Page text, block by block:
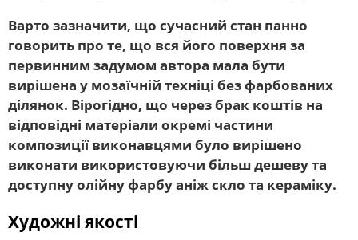
Варто зазначити, що сучасний стан панно
говорить про те, що вся його поверхня за
первинним задумом автора мала бути
вирішена у мозаїчній техніці без фарбованих
ділянок. Вірогідно, що через брак коштів на
відповідні матеріали окремі частини
композиції виконавцями було вирішено
виконати використовуючи більш дешеву та
доступну олійну фарбу аніж скло та кераміку.
Художні якості